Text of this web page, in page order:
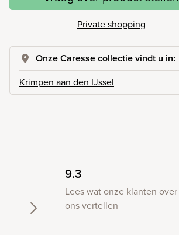
Private shopping
Onze Caresse collectie vindt u in:
Krimpen aan den IJssel
9.3
Lees wat onze klanten over
ons vertellen